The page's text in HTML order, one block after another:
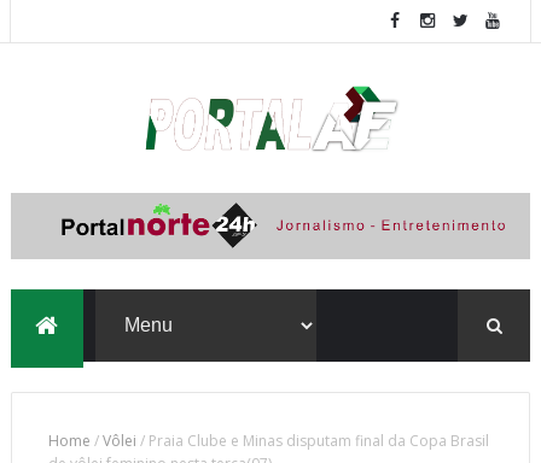
Home /Vôlei / Praia Clube e Minas disputam final da Copa Brasil